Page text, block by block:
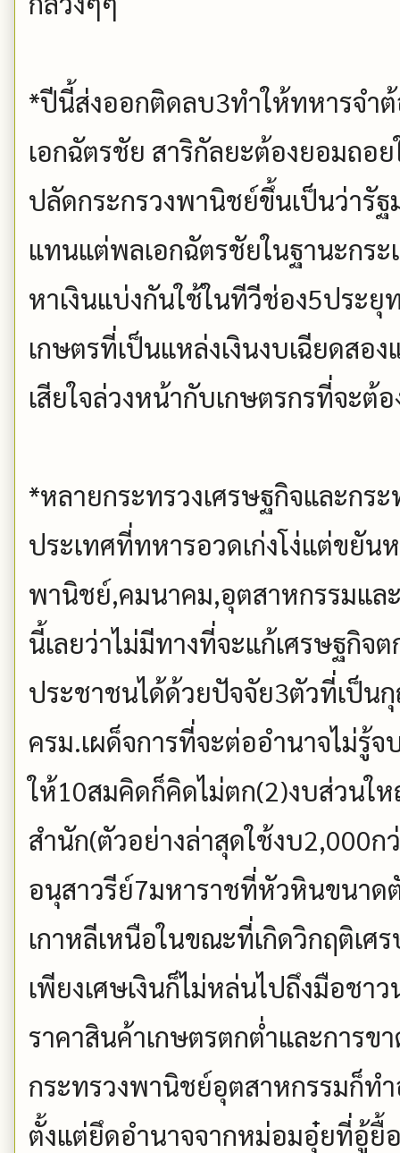
*ปีนี้ส่งออกติดลบ3ทำให้ทหารจำ
เอกฉัตรชัย สาริกัลยะต้องยอมถอ
ปลัดกระกรวงพานิชย์ขึ้นเป็นว่ารั
แทนแต่พลเอกฉัตรชัยในฐานะกระ
หาเงินแบ่งกันใช้ในทีวีช่อง5ประยุ
เกษตรที่เป็นแหล่งเงินงบเฉียดสอ
เสียใจล่วงหน้ากับเกษตรกรที่จะต้
*หลายกระทรวงเศรษฐกิจและกร
ประเทศที่ทหารอวดเก่งโง่แต่ขยั
พานิชย์,คมนาคม,อุตสาหกรรมแล
นี้เลยว่าไม่มีทางที่จะแก้เศรษฐกิจ
ประชาชนได้ด้วยปัจจัย3ตัวที่เป็น
ครม.เผด็จการที่จะต่ออำนาจไม่รู้
ให้10สมคิดก็คิดไม่ตก(2)งบส่วนใ
สำนัก(ตัวอย่างล่าสุดใช้งบ2,000ก
อนุสาวรีย์7มหาราชที่หัวหินขนาด
เกาหลีเหนือในขณะที่เกิดวิกฤติเ
เพียงเศษเงินก็ไม่หล่นไปถึงมือช
ราคาสินค้าเกษตรตกต่ำและการ
กระทรวงพานิชย์อุตสาหกรรมก็ท
ตั้งแต่ยึดอำนาจจากหม่อมอุ๋ยที่อู้ยื้